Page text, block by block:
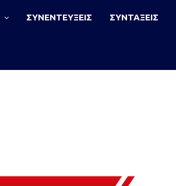
ΣΥΝΕΝΤΕΥΞΕΙΣ ΣΥΝΤΑΞΕΙΣ